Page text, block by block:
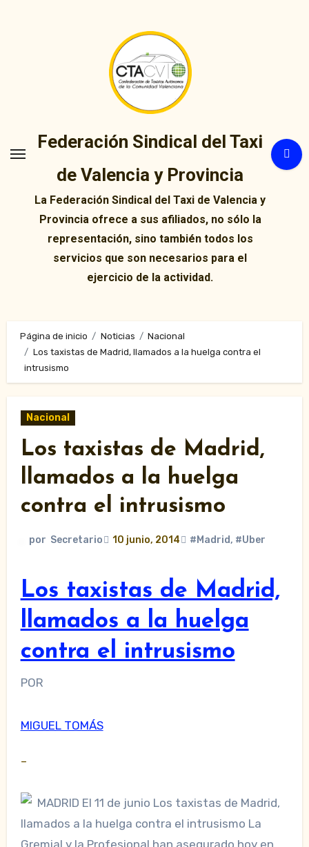
Federación Sindical del Taxi
de Valencia y Provincia
La Federación Sindical del Taxi de Valencia y
Provincia ofrece a sus afiliados, no sólo la
representación, sino también todos los
servicios que son necesarios para el
ejercicio de la actividad.
Página de inicio Noticias
Nacional
Los taxistas de Madrid, llamados a la huelga contra el
intrusismo
Nacional
Los taxistas de Madrid,
llamados a la huelga
contra el intrusismo
por Secretario 10 junio, 2014 #Madrid, #Uber
Los taxistas de Madrid,
llamados a la huelga
contra el intrusismo
POR
MIGUEL TOMÁS
–